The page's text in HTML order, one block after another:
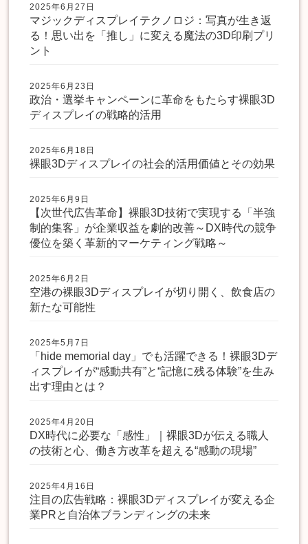
2025年6月27日
マジックディスプレイテクノロジ：写真が生き返
る！思い出を「推し」に変える魔法の3D印刷プリ
ント
2025年6月23日
政治・選挙キャンペーンに革命をもたらす裸眼3D
ディスプレイの戦略的活用
2025年6月18日
裸眼3Dディスプレイの社会的活用価値とその効果
2025年6月9日
【次世代広告革命】裸眼3D技術で実現する「半強
制的集客」が企業収益を劇的改善～DX時代の競争
優位を築く革新的マーケティング戦略～
2025年6月2日
空港の裸眼3Dディスプレイが切り開く、飲食店の
新たな可能性
2025年5月7日
「hide memorial day」でも活躍できる！裸眼3Dデ
ィスプレイが“感動共有”と“記憶に残る体験”を生み
出す理由とは？
2025年4月20日
DX時代に必要な「感性」｜裸眼3Dが伝える職人
の技術と心、働き方改革を超える“感動の現場”
2025年4月16日
注目の広告戦略：裸眼3Dディスプレイが変える企
業PRと自治体ブランディングの未来